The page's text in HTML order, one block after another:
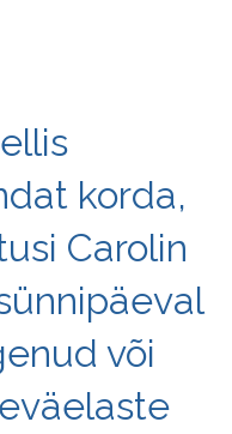
korda,
Carolin
või